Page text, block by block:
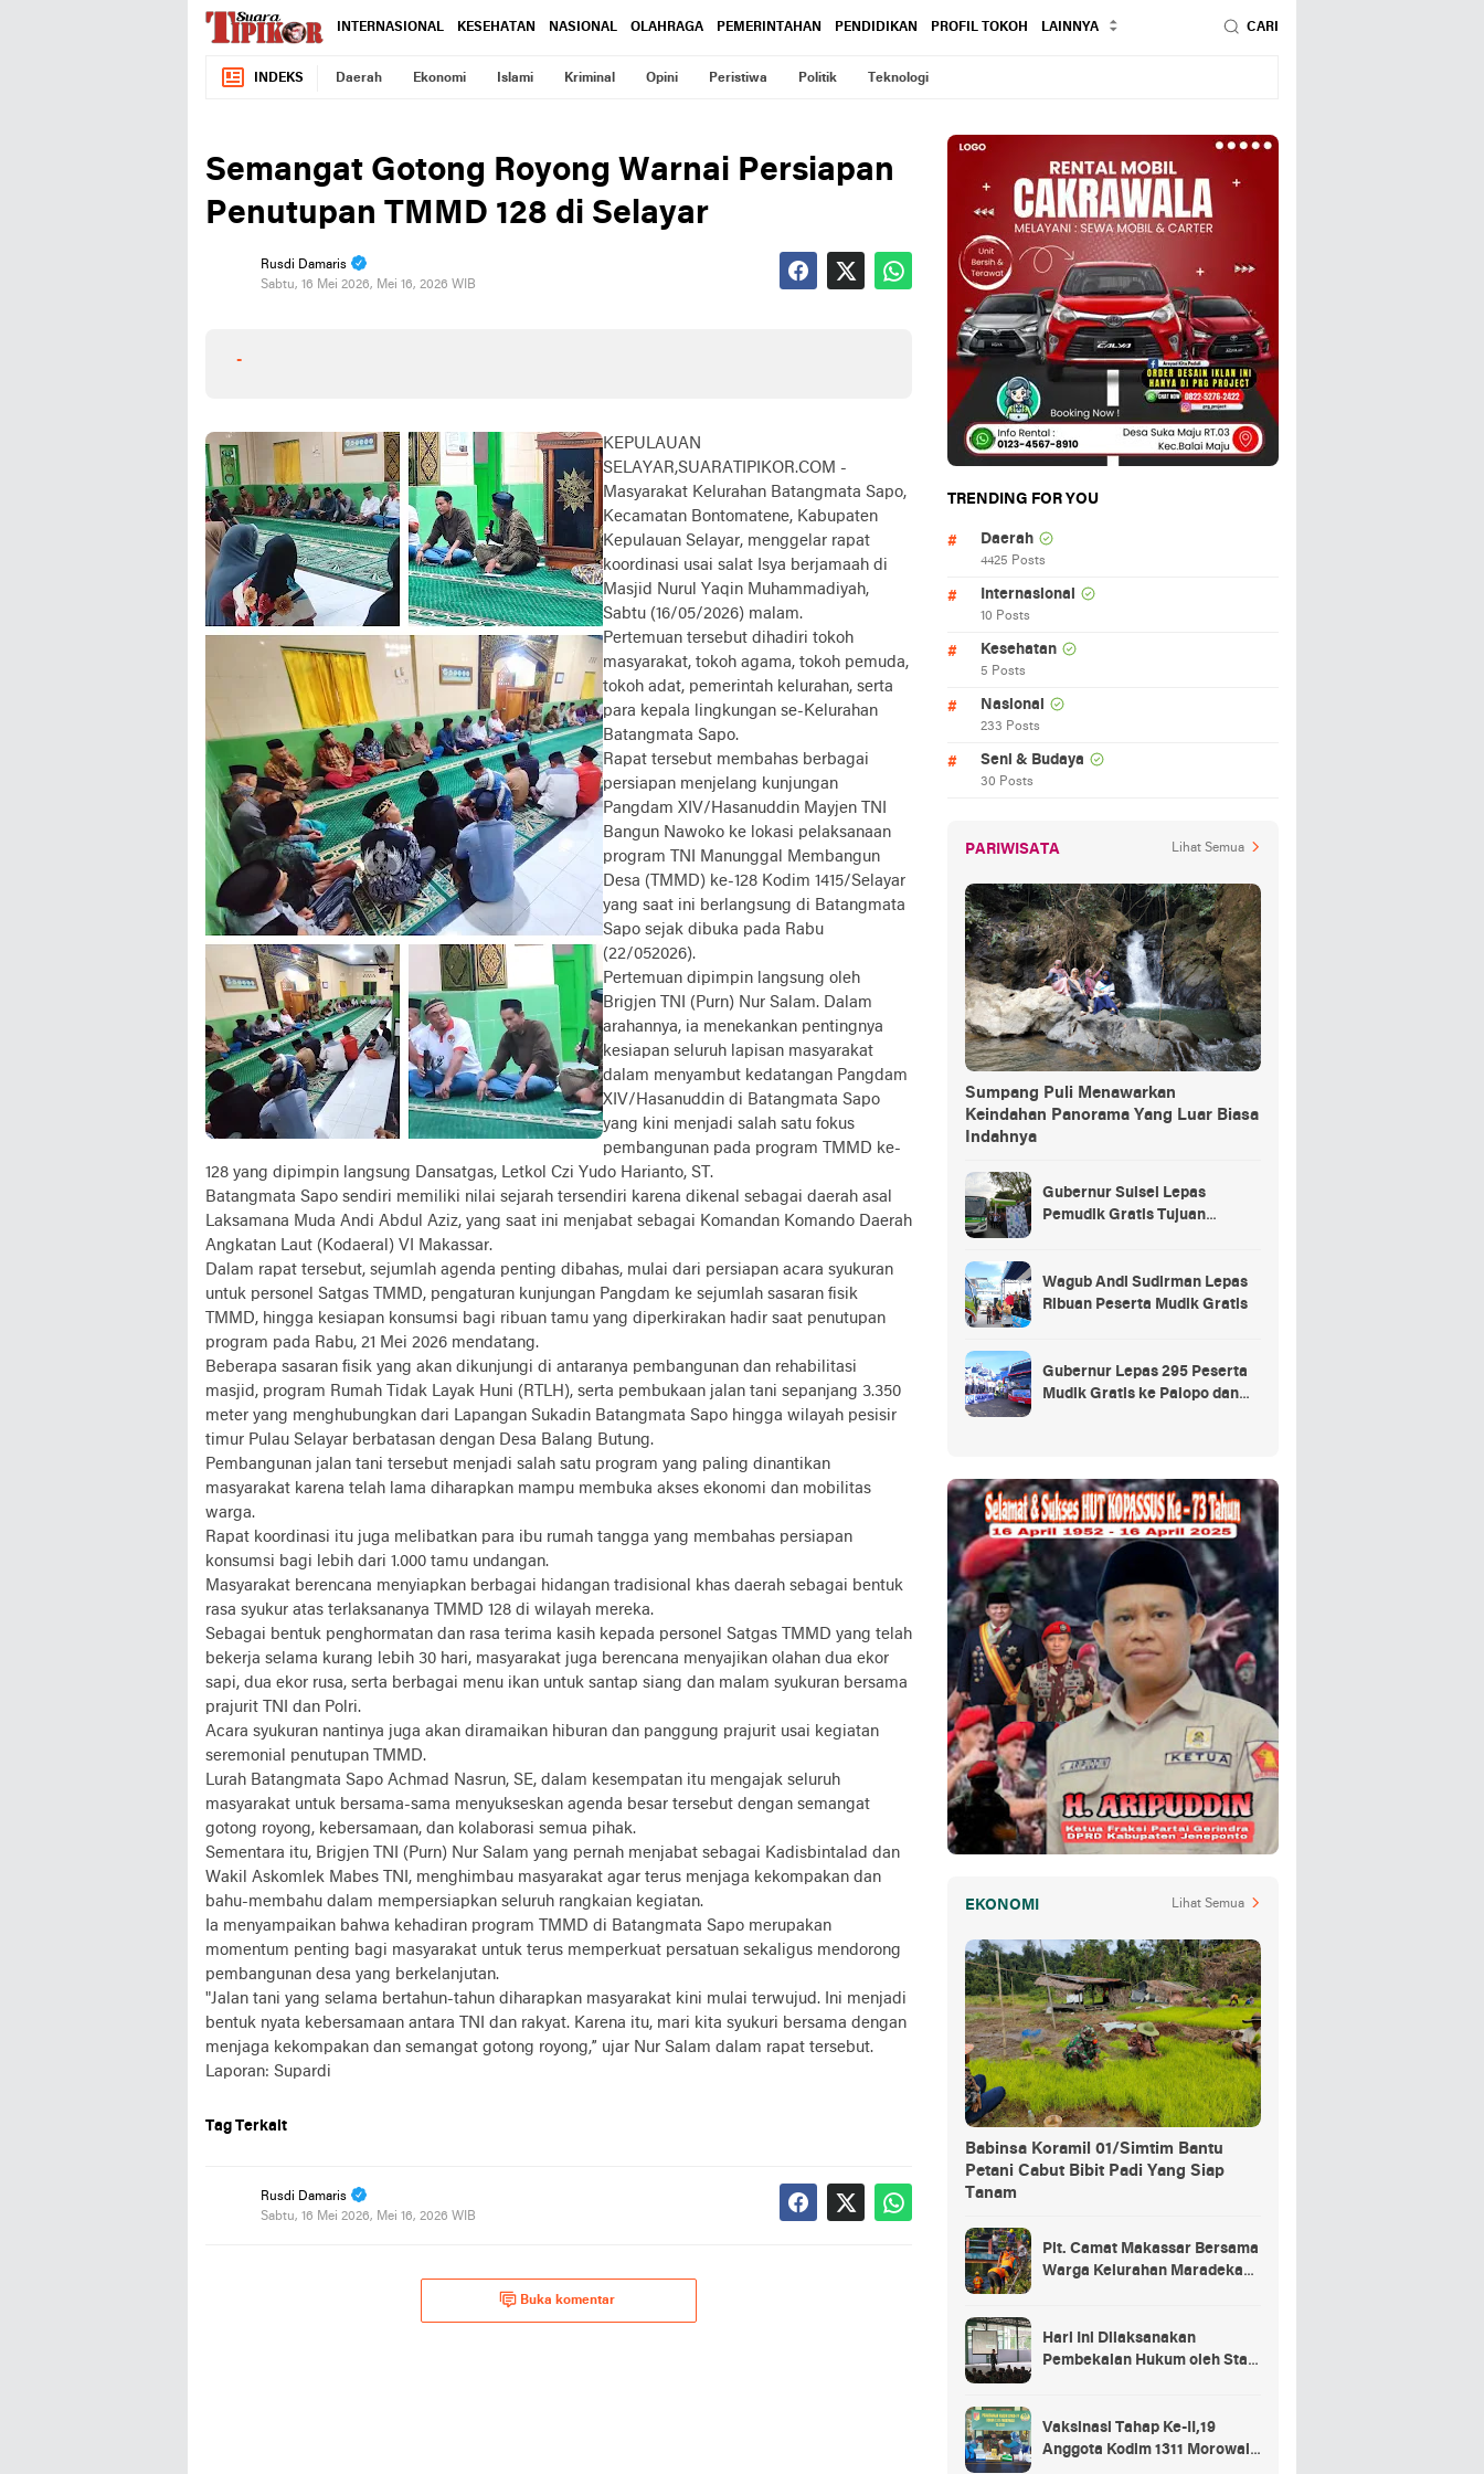
INTERNASIONAL KESEHATAN NASIONAL OLAHRAGA PEMERINTAHAN PENDIDIKAN PROFIL TOKOH LAINNYA CARI
INDEKS Daerah Ekonomi Islami Kriminal Opini Peristiwa Politik Teknologi
Semangat Gotong Royong Warnai Persiapan
Penutupan TMMD 128 di Selayar
Rusdi Damaris
Sabtu, 16 Mei 2026, Mei 16, 2026 WIB
-
KEPULAUAN
SELAYAR,SUARATIPIKOR.COM -
Masyarakat Kelurahan Batangmata Sapo,
Kecamatan Bontomatene, Kabupaten
Kepulauan Selayar, menggelar rapat
koordinasi usai salat Isya berjamaah di
Masjid Nurul Yaqin Muhammadiyah,
Sabtu (16/05/2026) malam.
Pertemuan tersebut dihadiri tokoh
masyarakat, tokoh agama, tokoh pemuda,
tokoh adat, pemerintah kelurahan, serta
para kepala lingkungan se-Kelurahan
Batangmata Sapo.
Rapat tersebut membahas berbagai
persiapan menjelang kunjungan
Pangdam XIV/Hasanuddin Mayjen TNI
Bangun Nawoko ke lokasi pelaksanaan
program TNI Manunggal Membangun
Desa (TMMD) ke-128 Kodim 1415/Selayar
yang saat ini berlangsung di Batangmata
Sapo sejak dibuka pada Rabu
(22/052026).
Pertemuan dipimpin langsung oleh
Brigjen TNI (Purn) Nur Salam. Dalam
arahannya, ia menekankan pentingnya
kesiapan seluruh lapisan masyarakat
dalam menyambut kedatangan Pangdam
XIV/Hasanuddin di Batangmata Sapo
yang kini menjadi salah satu fokus
pembangunan pada program TMMD ke-
128 yang dipimpin langsung Dansatgas, Letkol Czi Yudo Harianto, ST.
Batangmata Sapo sendiri memiliki nilai sejarah tersendiri karena dikenal sebagai daerah asal
Laksamana Muda Andi Abdul Aziz, yang saat ini menjabat sebagai Komandan Komando Daerah
Angkatan Laut (Kodaeral) VI Makassar.
Dalam rapat tersebut, sejumlah agenda penting dibahas, mulai dari persiapan acara syukuran
untuk personel Satgas TMMD, pengaturan kunjungan Pangdam ke sejumlah sasaran fisik
TMMD, hingga kesiapan konsumsi bagi ribuan tamu yang diperkirakan hadir saat penutupan
program pada Rabu, 21 Mei 2026 mendatang.
Beberapa sasaran fisik yang akan dikunjungi di antaranya pembangunan dan rehabilitasi
masjid, program Rumah Tidak Layak Huni (RTLH), serta pembukaan jalan tani sepanjang 3.350
meter yang menghubungkan dari Lapangan Sukadin Batangmata Sapo hingga wilayah pesisir
timur Pulau Selayar berbatasan dengan Desa Balang Butung.
Pembangunan jalan tani tersebut menjadi salah satu program yang paling dinantikan
masyarakat karena telah lama diharapkan mampu membuka akses ekonomi dan mobilitas
warga.
Rapat koordinasi itu juga melibatkan para ibu rumah tangga yang membahas persiapan
konsumsi bagi lebih dari 1.000 tamu undangan.
Masyarakat berencana menyiapkan berbagai hidangan tradisional khas daerah sebagai bentuk
rasa syukur atas terlaksananya TMMD 128 di wilayah mereka.
Sebagai bentuk penghormatan dan rasa terima kasih kepada personel Satgas TMMD yang telah
bekerja selama kurang lebih 30 hari, masyarakat juga berencana menyajikan olahan dua ekor
sapi, dua ekor rusa, serta berbagai menu ikan untuk santap siang dan malam syukuran bersama
prajurit TNI dan Polri.
Acara syukuran nantinya juga akan diramaikan hiburan dan panggung prajurit usai kegiatan
seremonial penutupan TMMD.
Lurah Batangmata Sapo Achmad Nasrun, SE, dalam kesempatan itu mengajak seluruh
masyarakat untuk bersama-sama menyukseskan agenda besar tersebut dengan semangat
gotong royong, kebersamaan, dan kolaborasi semua pihak.
Sementara itu, Brigjen TNI (Purn) Nur Salam yang pernah menjabat sebagai Kadisbintalad dan
Wakil Askomlek Mabes TNI, menghimbau masyarakat agar terus menjaga kekompakan dan
bahu-membahu dalam mempersiapkan seluruh rangkaian kegiatan.
Ia menyampaikan bahwa kehadiran program TMMD di Batangmata Sapo merupakan
momentum penting bagi masyarakat untuk terus memperkuat persatuan sekaligus mendorong
pembangunan desa yang berkelanjutan.
"Jalan tani yang selama bertahun-tahun diharapkan masyarakat kini mulai terwujud. Ini menjadi
bentuk nyata kebersamaan antara TNI dan rakyat. Karena itu, mari kita syukuri bersama dengan
menjaga kekompakan dan semangat gotong royong,” ujar Nur Salam dalam rapat tersebut.
Laporan: Supardi
Tag Terkait
Rusdi Damaris
Sabtu, 16 Mei 2026, Mei 16, 2026 WIB
Buka komentar
TRENDING FOR YOU
Daerah
4425 Posts
Internasional
10 Posts
Kesehatan
5 Posts
Nasional
233 Posts
Seni & Budaya
30 Posts
PARIWISATA Lihat Semua
Sumpang Puli Menawarkan
Keindahan Panorama Yang Luar Biasa
Indahnya
Gubernur Sulsel Lepas
Pemudik Gratis Tujuan
Wagub Andi Sudirman Lepas
Ribuan Peserta Mudik Gratis
Gubernur Lepas 295 Peserta
Mudik Gratis ke Palopo dan
EKONOMI Lihat Semua
Babinsa Koramil 01/Simtim Bantu
Petani Cabut Bibit Padi Yang Siap
Tanam
Plt. Camat Makassar Bersama
Warga Kelurahan Maradekaya
Hari Ini Dilaksanakan
Pembekalan Hukum oleh Staf
Kostrad
Vaksinasi Tahap Ke-II,19
Anggota Kodim 1311 Morowali